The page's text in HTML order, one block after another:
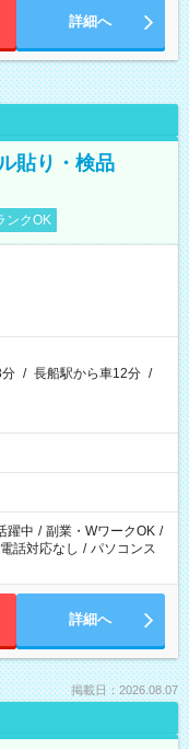
詳細へ
貼り・検品
ンクOK
/ 長船駅から車12分 /
躍中 / 副業・WワークOK /
電話対応なし / パソコンス
詳細へ
掲載日：2026.08.07